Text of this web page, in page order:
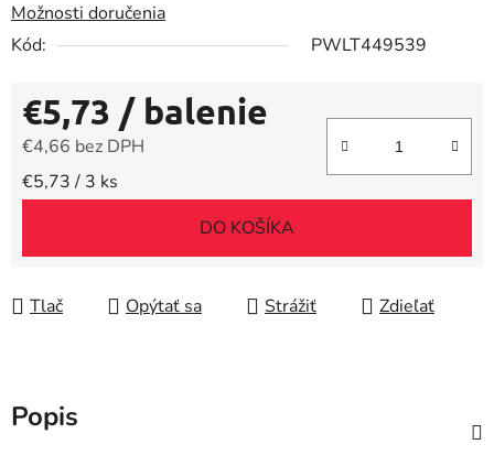
Možnosti doručenia
Kód:
PWLT449539
€5,73 / balenie
€4,66 bez DPH
Jednotková cena:
€5,73 / 3 ks
DO KOŠÍKA
Tlač Opýtať sa Strážiť Zdieľať
Popis